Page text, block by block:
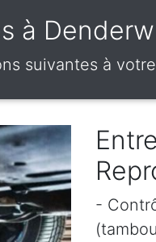
à
suivantes à
-